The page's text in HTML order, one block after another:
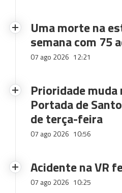
Uma morte na
semana com 75
07 ago 2026 12:21
Prioridade muda
Portada de
de terça-feira
07 ago 2026 10:56
Acidente na VR
07 ago 2026 10:25